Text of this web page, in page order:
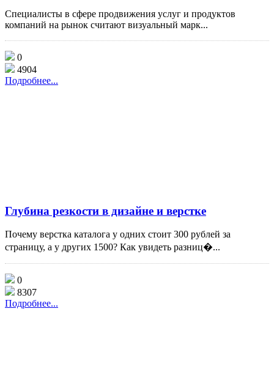
Специалисты в сфере продвижения услуг и продуктов
компаний на рынок считают визуальный марк...
0
4904
Подробнее...
Глубина резкости в дизайне и верстке
Почему верстка каталога у одних стоит 300 рублей за
страницу, а у других 1500? Как увидеть разниц�...
0
8307
Подробнее...